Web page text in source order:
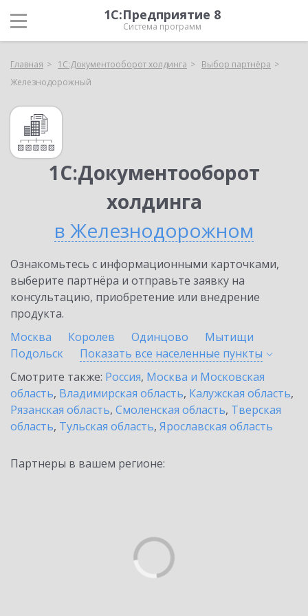
1С:Предприятие 8
Система программ
Главная 1С:Документооборот холдинга
Выбор партнёра
Железнодорожный
1С:Документооборот
холдинга
в Железнодорожном
Ознакомьтесь с информационными карточками,
выберите партнёра и отправьте заявку на
консультацию, приобретение или внедрение
продукта.
Москва
Королев Одинцово
Мытищи
Подольск
Показать все населенные пункты
Смотрите также: Россия, Москва и Московская
область, Владимирская область, Калужская область,
Рязанская область, Смоленская область, Тверская
область, Тульская область, Ярославская область
Партнеры в вашем регионе: